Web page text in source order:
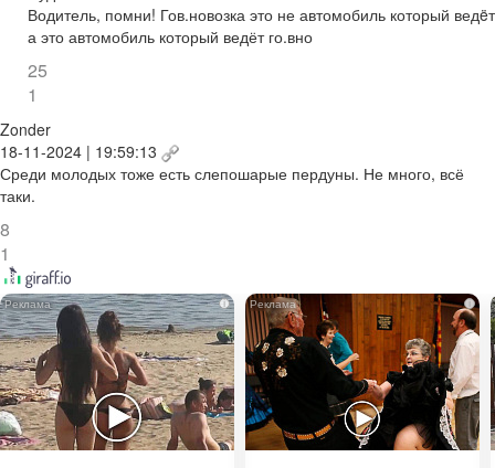
Водитель, помни! Гов.новозка это не автомобиль который
а это автомобиль который ведёт го.вно
25
1
Zonder
18-11-2024 | 19:59:13
Среди молодых тоже есть слепошарые пердуны. Не много, всё
таки.
8
1
i i